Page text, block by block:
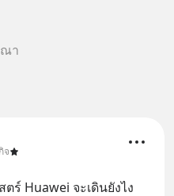
า
จ
ร์ Huawei จะเดินยังไง